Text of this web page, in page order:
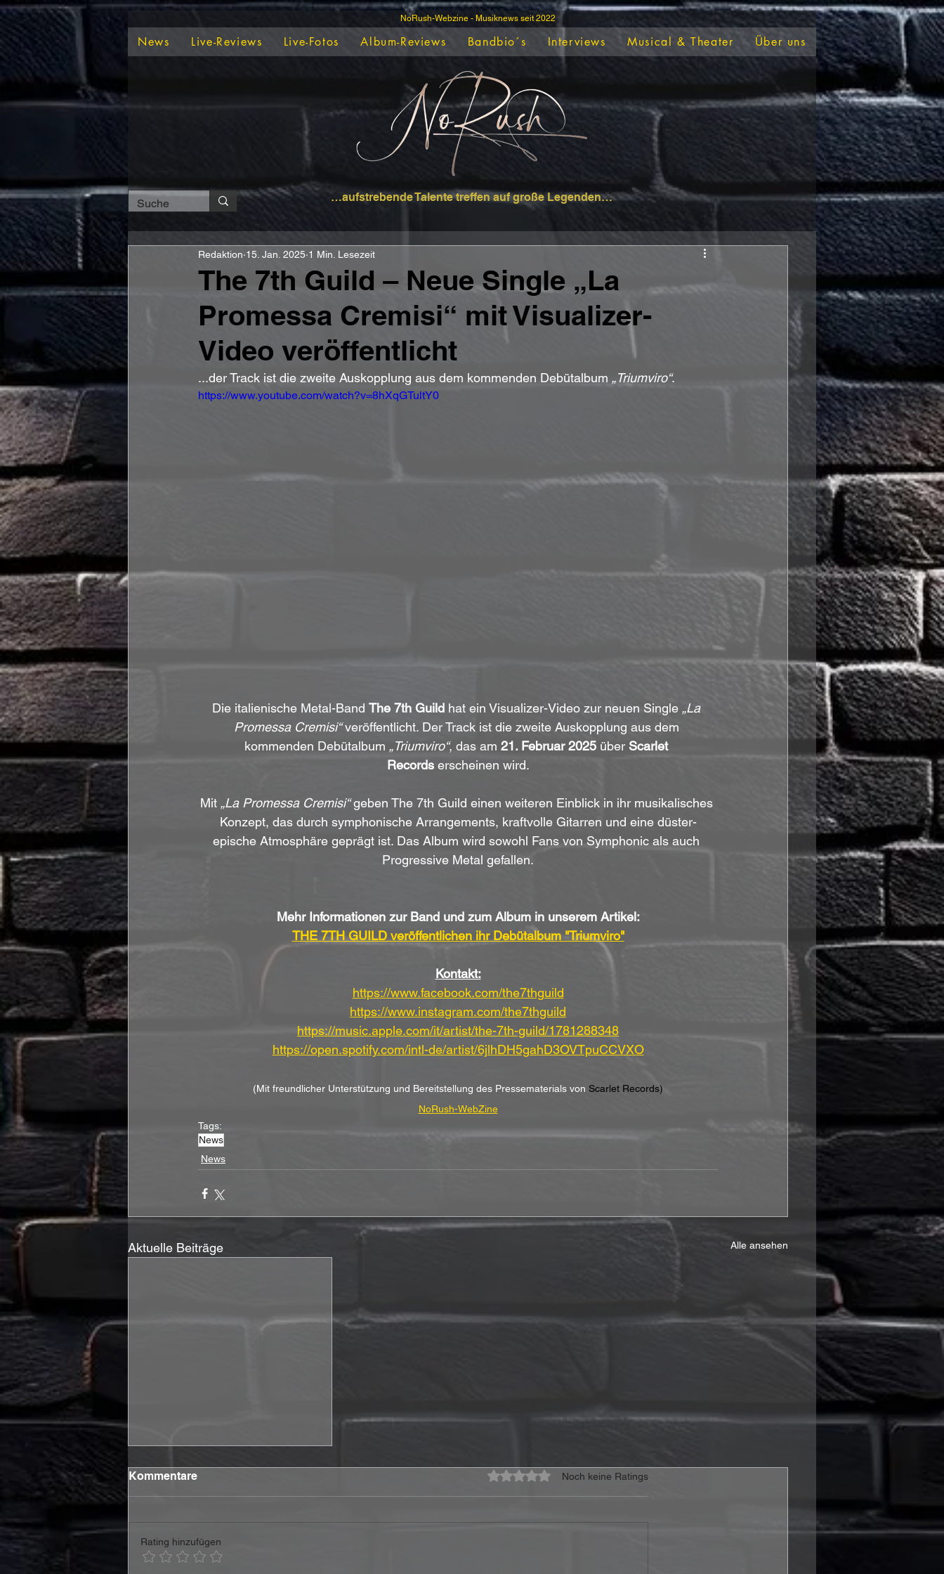
NoRush-Webzine - Musiknews seit 2022
News Live-Reviews Live-Fotos Album-Reviews Bandbio´s Interviews Musical & Theater Über uns
…aufstrebende Talente treffen auf große Legenden…
The 7th Guild – Neue Single „La
Promessa Cremisi“ mit Visualizer-
Video veröffentlicht
Redaktion 15. Jan. 2025 1 Min. Lesezeit
...der Track ist die zweite Auskopplung aus dem kommenden Debütalbum „Triumviro“.
https://www.youtube.com/watch?v=8hXqGTultY0
Die italienische Metal-Band The 7th Guild hat ein Visualizer-Video zur neuen Single „La
Promessa Cremisi“ veröffentlicht. Der Track ist die zweite Auskopplung aus dem
kommenden Debütalbum „Triumviro“, das am 21. Februar 2025 über Scarlet
Records erscheinen wird.
Mit „La Promessa Cremisi“ geben The 7th Guild einen weiteren Einblick in ihr musikalisches
Konzept, das durch symphonische Arrangements, kraftvolle Gitarren und eine düster-
epische Atmosphäre geprägt ist. Das Album wird sowohl Fans von Symphonic als auch
Progressive Metal gefallen.
Mehr Informationen zur Band und zum Album in unserem Artikel:
THE 7TH GUILD veröffentlichen ihr Debütalbum "Triumviro"
Kontakt:
https://www.facebook.com/the7thguild
https://www.instagram.com/the7thguild
https://music.apple.com/it/artist/the-7th-guild/1781288348
https://open.spotify.com/intl-de/artist/6jlhDH5gahD3OVTpuCCVXO
(Mit freundlicher Unterstützung und Bereitstellung des Pressematerials von Scarlet Records)
NoRush-WebZine
Tags:
News
News
Aktuelle Beiträge Alle ansehen
Kommentare Mit 0 von 5 Sternen bewertet.
Noch keine Ratings
Rating hinzufügen